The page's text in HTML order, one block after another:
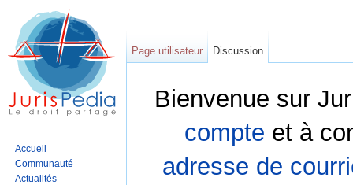
Bienvenue sur
compte et à
adresse de
Page utilisateur Discussion
Accueil
Communauté
Actualités